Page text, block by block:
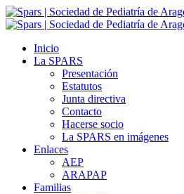
Inicio
La SPARS
Presentación
Estatutos
Junta directiva
Contacto
Hacerse socio
La SPARS en imágenes
Enlaces
AEP
ARAPAP
Familias